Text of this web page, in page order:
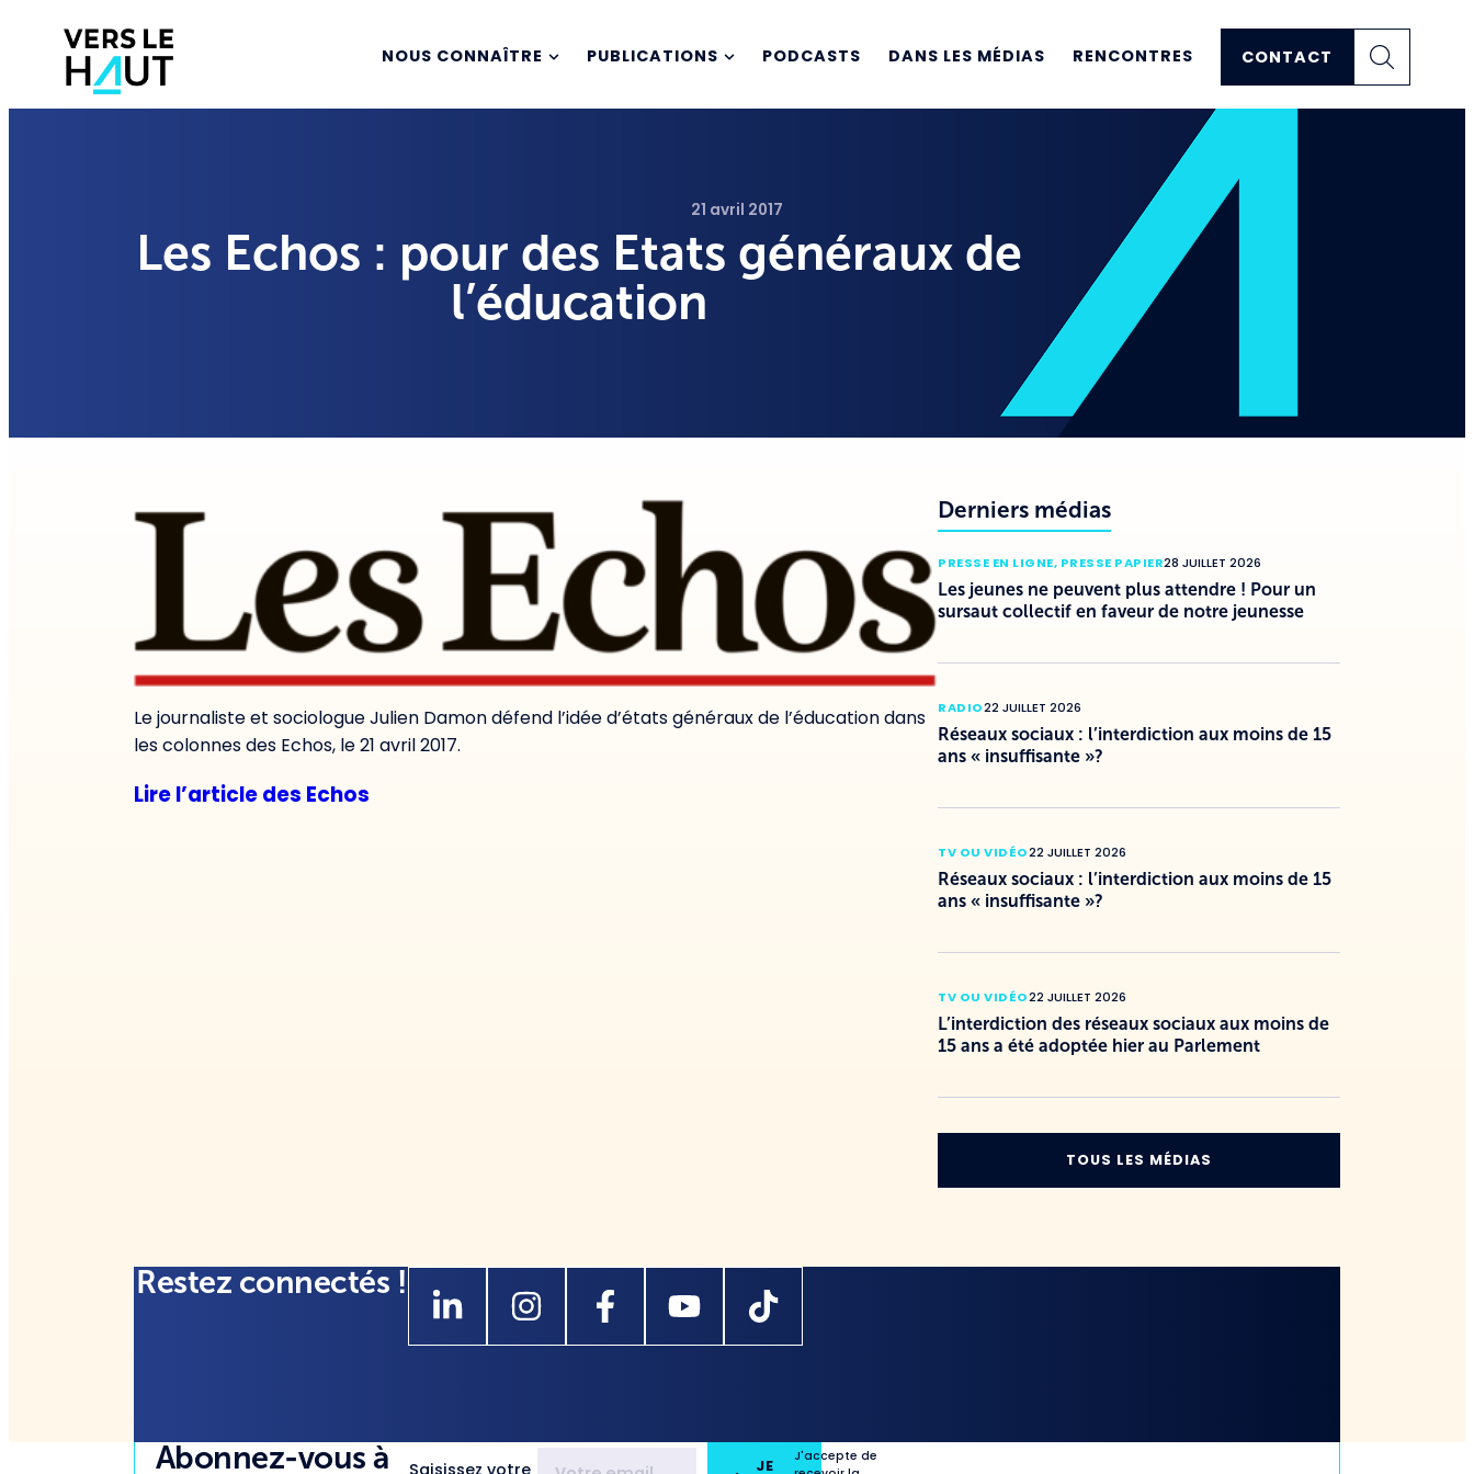
NOUS CONNAÎTRE PUBLICATIONS PODCASTS DANS LES MÉDIAS RENCONTRES CONTACT
21 avril 2017
Les Echos : pour des Etats généraux de
l’éducation
Le journaliste et sociologue Julien Damon défend l’idée d’états généraux de l’éducation dans
les colonnes des Echos, le 21 avril 2017.
Lire l’article des Echos
Derniers médias
PRESSE EN LIGNE, PRESSE PAPIER28 JUILLET 2026
Les jeunes ne peuvent plus attendre ! Pour un
sursaut collectif en faveur de notre jeunesse
RADIO22 JUILLET 2026
Réseaux sociaux : l’interdiction aux moins de 15
ans « insuffisante »?
TV OU VIDÉO22 JUILLET 2026
Réseaux sociaux : l’interdiction aux moins de 15
ans « insuffisante »?
TV OU VIDÉO22 JUILLET 2026
L’interdiction des réseaux sociaux aux moins de
15 ans a été adoptée hier au Parlement
TOUS LES MÉDIAS
Restez connectés !
Abonnez-vous à
Saisissez votre
JE
J'accepte de